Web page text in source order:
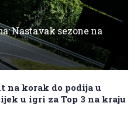
Nastavak sezone na
na korak do podija u
u igri za Top 3 na kraju